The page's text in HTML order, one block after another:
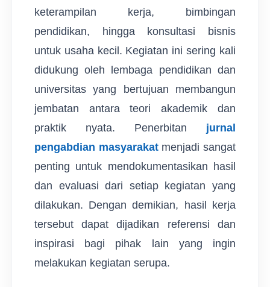
keterampilan kerja, bimbingan
pendidikan, hingga konsultasi bisnis
untuk usaha kecil. Kegiatan ini sering kali
didukung oleh lembaga pendidikan dan
universitas yang bertujuan membangun
jembatan antara teori akademik dan
praktik nyata. Penerbitan jurnal
pengabdian masyarakatmenjadi sangat
penting untuk mendokumentasikan hasil
dan evaluasi dari setiap kegiatan yang
dilakukan. Dengan demikian, hasil kerja
tersebut dapat dijadikan referensi dan
inspirasi bagi pihak lain yang ingin
melakukan kegiatan serupa.